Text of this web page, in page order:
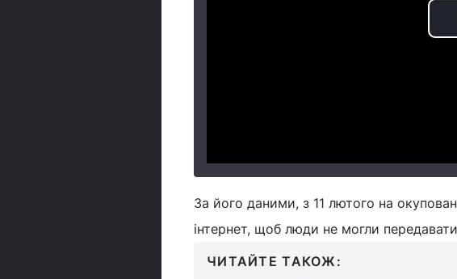
За його даними, з 11 лютого на
інтернет, щоб люди не могли
ЧИТАЙТЕ ТАКОЖ: